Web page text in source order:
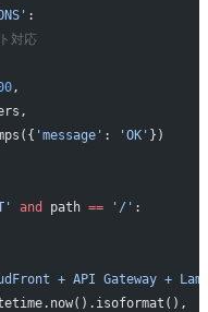
:
対応
,
'message' : 'OK' })
and path == '/' :
+ API Gateway +